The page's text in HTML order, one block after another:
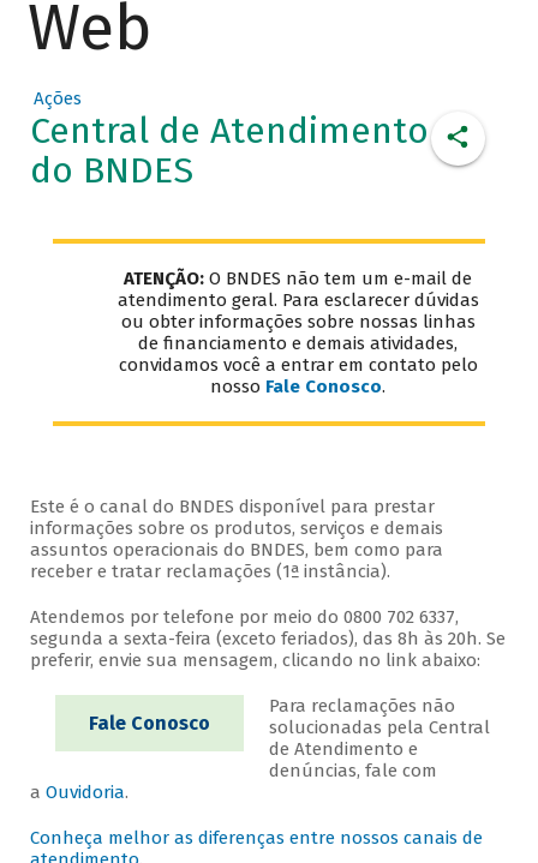
Web
Ações
Central de Atendimento
do BNDES
ATENÇÃO: O BNDES não tem um e-mail de
atendimento geral. Para esclarecer dúvidas
ou obter informações sobre nossas linhas
de financiamento e demais atividades,
convidamos você a entrar em contato pelo
nosso Fale Conosco.
Este é o canal do BNDES disponível para prestar
informações sobre os produtos, serviços e demais
assuntos operacionais do BNDES, bem como para
receber e tratar reclamações (1ª instância).
Atendemos por telefone por meio do 0800 702 6337,
segunda a sexta-feira (exceto feriados), das 8h às 20h. Se
preferir, envie sua mensagem, clicando no link abaixo:
Fale Conosco
Para reclamações não
solucionadas pela Central
de Atendimento e
denúncias, fale com
a Ouvidoria.
Conheça melhor as diferenças entre nossos canais de